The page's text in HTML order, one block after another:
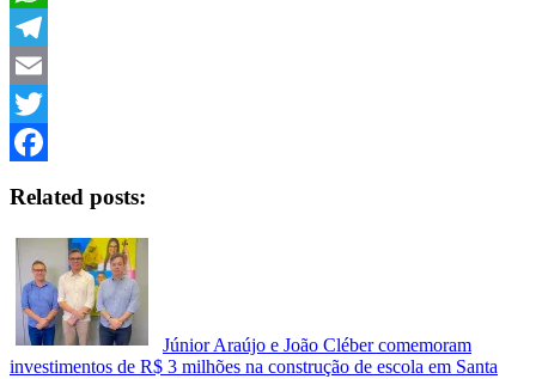
Link
WhatsApp
Telegram
Email
Twitter
Related posts:
Júnior Araújo e João Cléber comemoram
investimentos de R$ 3 milhões na construção de escola em Santa